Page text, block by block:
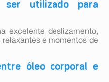
utilizado para
excelente deslizamento,
e momentos de
óleo corporal e